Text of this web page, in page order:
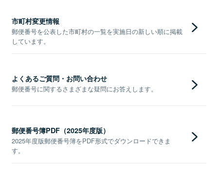
市町村変更情報
郵便番号を公表した市町村の一覧を実施日の新しい順に掲載
しています。
よくあるご質問・お問い合わせ
郵便番号に関するさまざまな疑問にお答えします。
郵便番号簿PDF（2025年度版）
2025年度版郵便番号簿をPDF形式でダウンロードできま
す。